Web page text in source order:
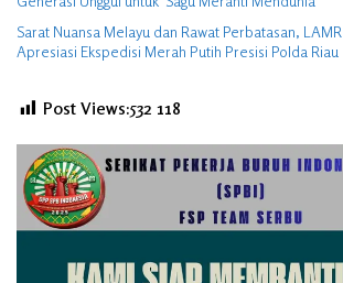
Sarat Nuansa Melayu dan Rawat Perbatasan,
Apresiasi Ekspedisi Merah Putih Presisi Polda Riau
Post Views:532 118